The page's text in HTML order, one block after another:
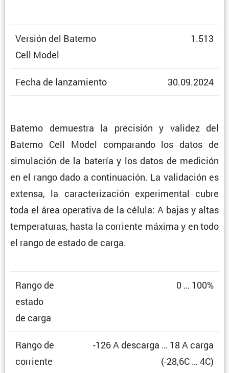
Versión del Batemo
Cell Model
1.513
Fecha de lanzamiento 30.09.2024
Batemo demuestra la preci­sión y validez del
Batemo Cell Model compa­rando los datos de
simula­ción de la batería y los datos de medición
en el rango dado a conti­nua­ción. La valida­ción es
extensa, la carac­te­ri­za­ción experi­mental cubre
toda el área opera­tiva de la célula: A bajas y altas
tempe­ra­turas, hasta la corriente máxima y en todo
el rango de estado de carga.
Rango de
estado
de carga
0 … 100%
Rango de
corriente
-126 A descarga … 18 A carga
(-28,6C … 4C)